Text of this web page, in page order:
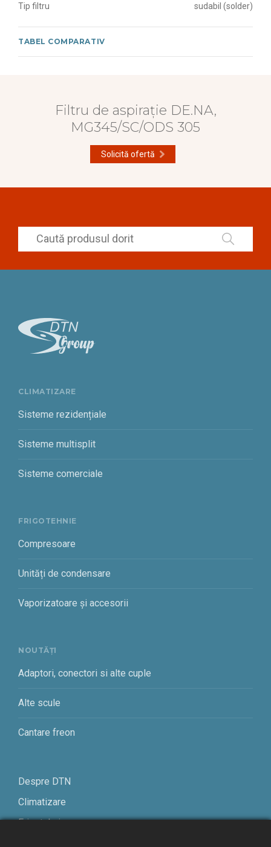
Tip filtru sudabil (solder)
TABEL COMPARATIV
Filtru de aspirație DE.NA,
MG345/SC/ODS 305
Solicită ofertă
CLIMATIZARE
Sisteme rezidențiale
Sisteme multisplit
Sisteme comerciale
FRIGOTEHNIE
Compresoare
Unități de condensare
Vaporizatoare și accesorii
NOUTĂȚI
Adaptori, conectori si alte cuple
Alte scule
Cantare freon
Despre DTN
Climatizare
Frigotehnie